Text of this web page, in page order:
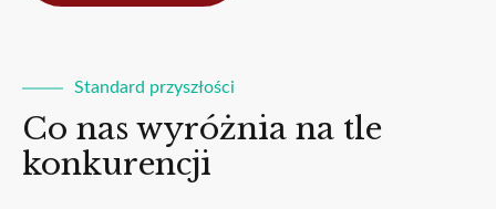
Standard przyszłości
Co nas wyróżnia na tle
konkurencji